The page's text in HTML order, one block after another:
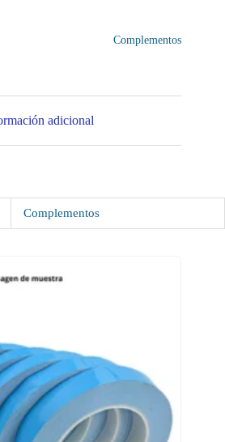
Complementos
adicional
Complementos